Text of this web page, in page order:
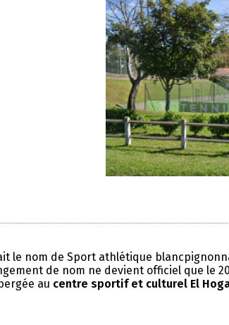
le nom de Sport athlétique
de nom ne devient officiel que le
au centre sportif et culturel El